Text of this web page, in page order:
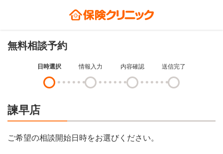
無料相談予約
日時選択 情報入力 内容確認 送信完了
諫早店
ご希望の相談開始日時をお選びください。